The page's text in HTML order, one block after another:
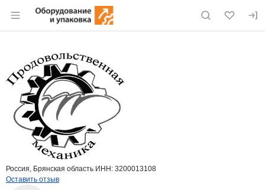
Раздел навигации по сайту eqinfo.ru
Страница компании
Страница компанииПродовольственная Механика, ООО
Краткая информация о компании
Россия, Брянская область ИНН: 3200013108
Оставить отзыв